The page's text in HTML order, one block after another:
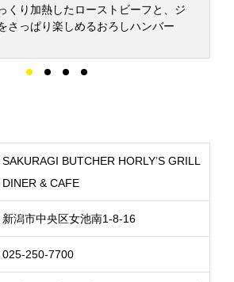
くり加熱したローストビーフと、ジ
さっぱり楽しめるおろしハンバー
SAKURAGI BUTCHER HORLY’S GRILL
DINER & CAFE
新潟市中央区女池南1-8-16
025-250-7700